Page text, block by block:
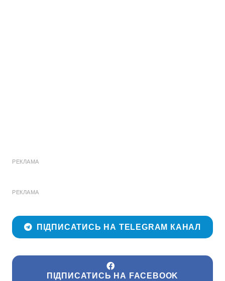
РЕКЛАМА
РЕКЛАМА
ПІДПИСАТИСЬ НА TELEGRAM КАНАЛ
ПІДПИСАТИСЬ НА FACEBOOK